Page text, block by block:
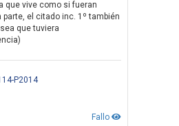
que vive como si fueran
el citado inc. 1º también
que tuviera
P2014
Fallo